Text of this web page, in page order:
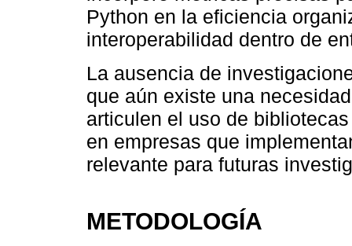
Python en la eficiencia
interoperabilidad dentro de
La ausencia de
que aún existe una
articulen el uso de
en empresas que
relevante para futuras
METODOLOGÍA